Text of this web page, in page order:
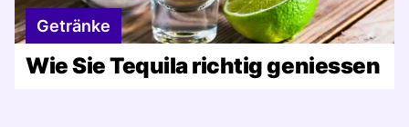
Getränke
Wie Sie Tequila richtig geniessen